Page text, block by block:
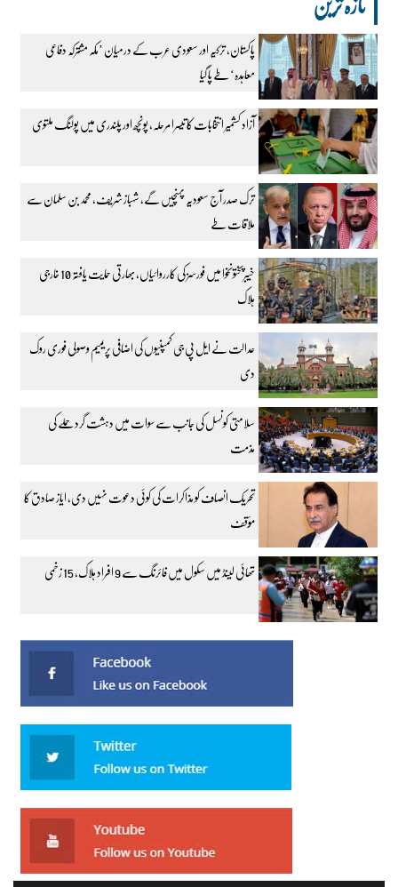
پاکستان، ترکیہ اور سعودی عرب کے درمیان ’مکہ مشترکہ دفاعی
معاہدہ‘ طے پا گیا
آزاد کشمیر انتخابات کا تیسرا مرحلہ، پونچھ اور پلندری میں پولنگ ملتوی
ترک صدر آج سعودیہ پہنچیں گے، شہباز شریف، محمد بن سلمان سے
ملاقات طے
خیبرپختونخوا میں فورسز کی کارروائیاں، بھارتی حمایت یافتہ 10 خارجی
ہلاک
عدالت نے ایل پی جی کمپنیوں کی اضافی پریمیم وصولی فوری روک
دی
سلامتی کونسل کی جانب سے سوات میں دہشت گرد حملے کی
مذمت
تحریک انصاف کو مذاکرات کی کوئی دعوت نہیں دی، ایاز صادق کا
مؤقف
تھائی لینڈ میں سکول میں فائرنگ سے 9 افراد ہلاک، 15 زخمی